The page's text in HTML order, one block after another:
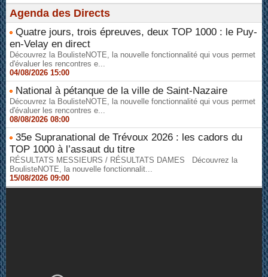
Agenda des Directs
Quatre jours, trois épreuves, deux TOP 1000 : le Puy-
en-Velay en direct
Découvrez la BoulisteNOTE, la nouvelle fonctionnalité qui vous permet
d'évaluer les rencontres e...
04/08/2026 15:00
National à pétanque de la ville de Saint-Nazaire
Découvrez la BoulisteNOTE, la nouvelle fonctionnalité qui vous permet
d'évaluer les rencontres e...
08/08/2026 08:00
35e Supranational de Trévoux 2026 : les cadors du
TOP 1000 à l’assaut du titre
RÉSULTATS MESSIEURS / RÉSULTATS DAMES Découvrez la
BoulisteNOTE, la nouvelle fonctionnalit...
15/08/2026 09:00